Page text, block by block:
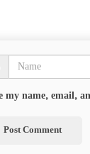
my name, email,